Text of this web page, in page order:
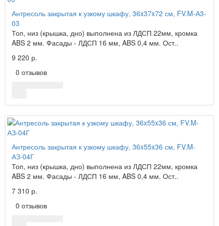
Антресоль закрытая к узкому шкафу, 36x37x72 см, FV.M-А3-
03
Топ, низ (крышка, дно) выполнена из ЛДСП 22мм, кромка
ABS 2 мм. Фасады - ЛДСП 16 мм, ABS 0,4 мм. Ост..
9 220 р.
0 отзывов
Антресоль закрытая к узкому шкафу, 36x55x36 см, FV.M-
АЗ-04Г
Топ, низ (крышка, дно) выполнена из ЛДСП 22мм, кромка
ABS 2 мм. Фасады - ЛДСП 16 мм, ABS 0,4 мм. Ост..
7 310 р.
0 отзывов